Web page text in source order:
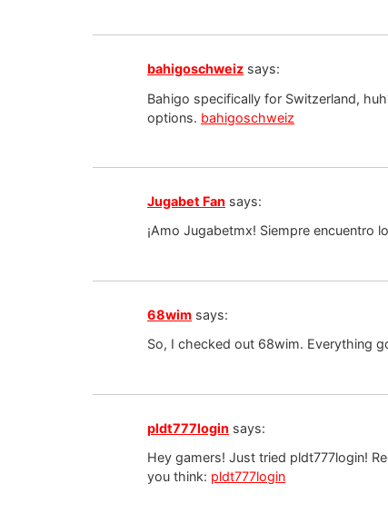
bahigoschweiz says:
Bahigo specifically for Switzerland,
options. bahigoschweiz
Jugabet Fan says:
¡Amo Jugabetmx! Siempre encuentro
68wim says:
So, I checked out 68wim. Everything
pldt777login says:
Hey gamers! Just tried pldt777login!
you think: pldt777login